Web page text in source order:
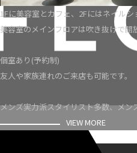
1Fに美容室とカフェ、2Fにはネイルシ
美容室のメインフロアは吹き抜けで開
個室あり(予約制)
友人や家族連れのご来店も可能です。
メンズ実力派スタイリスト多数、メン
VIEW MORE